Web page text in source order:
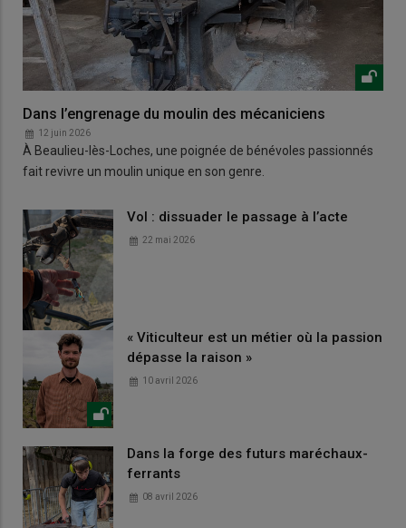
Dans l’engrenage du moulin des mécaniciens
12 juin 2026
À Beaulieu-lès-Loches, une poignée de bénévoles passionnés
fait revivre un moulin unique en son genre.
Vol : dissuader le passage à l’acte
22 mai 2026
« Viticulteur est un métier où la passion
dépasse la raison »
10 avril 2026
Dans la forge des futurs maréchaux-
ferrants
08 avril 2026